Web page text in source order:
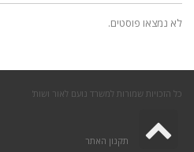
לא נמצאו פוסטים.
כל הזכויות שמורות למשרד נועם לאור ושות'
תקנון האתר
גלילה